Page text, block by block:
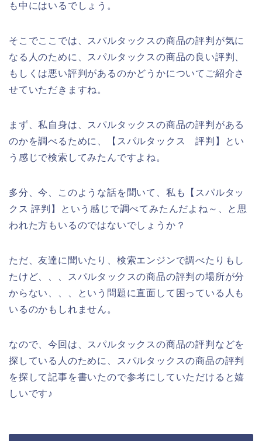
も中にはいるでしょう。
そこでここでは、スパルタックスの商品の評判が気に
なる人のために、スパルタックスの商品の良い評判、
もしくは悪い評判があるのかどうかについてご紹介さ
せていただきますね。
まず、私自身は、スパルタックスの商品の評判がある
のかを調べるために、【スパルタックス 評判】とい
う感じで検索してみたんですよね。
多分、今、このような話を聞いて、私も【スパルタッ
クス 評判】という感じで調べてみたんだよね～、と思
われた方もいるのではないでしょうか？
ただ、友達に聞いたり、検索エンジンで調べたりもし
たけど、、、スパルタックスの商品の評判の場所が分
からない、、、という問題に直面して困っている人も
いるのかもしれません。
なので、今回は、スパルタックスの商品の評判などを
探している人のために、スパルタックスの商品の評判
を探して記事を書いたので参考にしていただけると嬉
しいです♪